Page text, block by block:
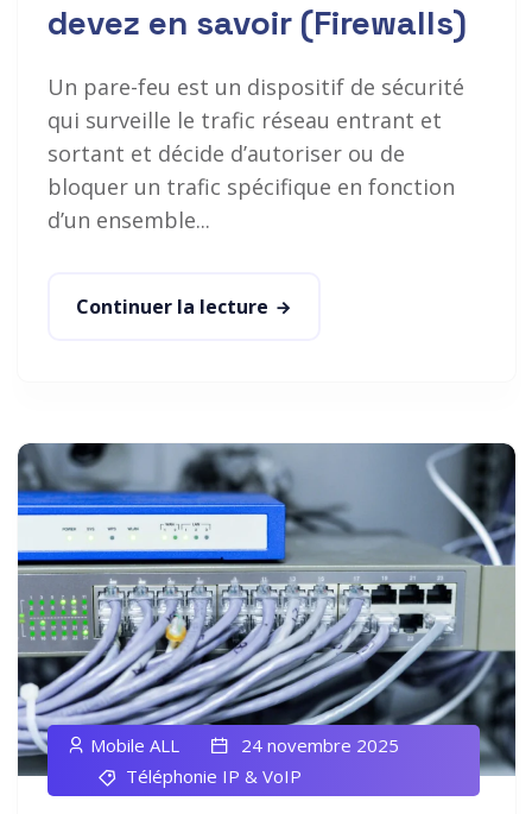
devez en savoir (Firewalls)
Un pare-feu est un dispositif de sécurité
qui surveille le trafic réseau entrant et
sortant et décide d’autoriser ou de
bloquer un trafic spécifique en fonction
d’un ensemble...
Continuer la lecture
Mobile ALL
24 novembre 2025
Téléphonie IP & VoIP